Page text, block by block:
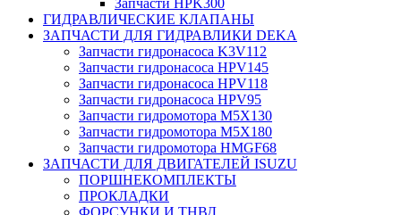
ГИДРАВЛИЧЕСКИЕ КЛАПАНЫ
ЗАПЧАСТИ ДЛЯ ГИДРАВЛИКИ DEKA
Запчасти гидронасоса K3V112
Запчасти гидронасоса HPV145
Запчасти гидронасоса HPV118
Запчасти гидронасоса HPV95
Запчасти гидромотора M5X130
Запчасти гидромотора M5X180
Запчасти гидромотора HMGF68
ЗАПЧАСТИ ДЛЯ ДВИГАТЕЛЕЙ ISUZU
ПОРШНЕКОМПЛЕКТЫ
ПРОКЛАДКИ
ФОРСУНКИ И ТНВД